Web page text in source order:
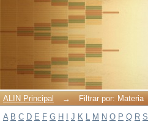
ALIN Principal →
Filtrar por: Materia
A B C D E F G H J K L M N O P Q R S